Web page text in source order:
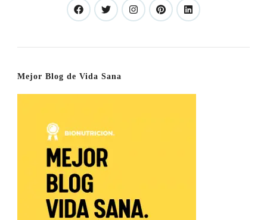
Mejor Blog de Vida Sana